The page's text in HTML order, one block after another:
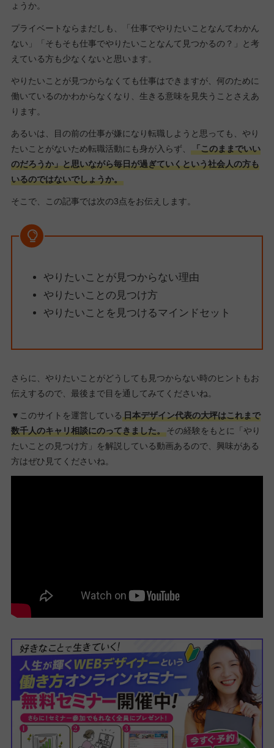
ょうか。
プライベートならまだしも、「仕事でやりたいことなんてわかん
ない」「そもそも仕事でやりたいことなんて見つかるの？」と考
えている方も少なくないと思います。
やりたいことが見つからなくても仕事はできますが、何のために
働いているのかわからなくなり、生きる意味を見失うことさえあ
ります。
あるいは、目の前の仕事が嫌になり転職しようと思っても、やり
たいことがないため転職活動にも身が入らず、
「このままでいい
のだろうか」と思いながら毎日が過ぎていくという社会人の方も
いるのではないでしょうか。
そこで、この記事では次の3点をお伝えします。
やりたいことが見つからない理由
やりたいことの見つけ方
やりたいことを見つけるマインドセット
さらに、やりたいことがどうしても見つからない時のヒントもお
伝えするので、最後まで目を通してみてくださいね。
▼このサイトを運営している 日本デザイン代表の大坪はこれまで
数千人のキャリ相談にのってきました。その経験をもとに「やり
たいことの見つけ方」を解説している動画あるので、興味がある
方はぜひ見てくださいね。